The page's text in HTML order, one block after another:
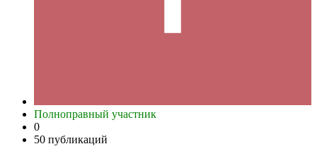
Полноправный участник
0
50 публикаций